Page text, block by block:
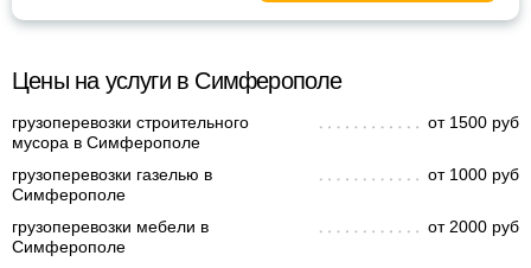
Цены на услуги в Симферополе
грузоперевозки строительного
мусора в Симферополе
от 1500 руб
грузоперевозки газелью в
Симферополе
от 1000 руб
грузоперевозки мебели в
Симферополе
от 2000 руб